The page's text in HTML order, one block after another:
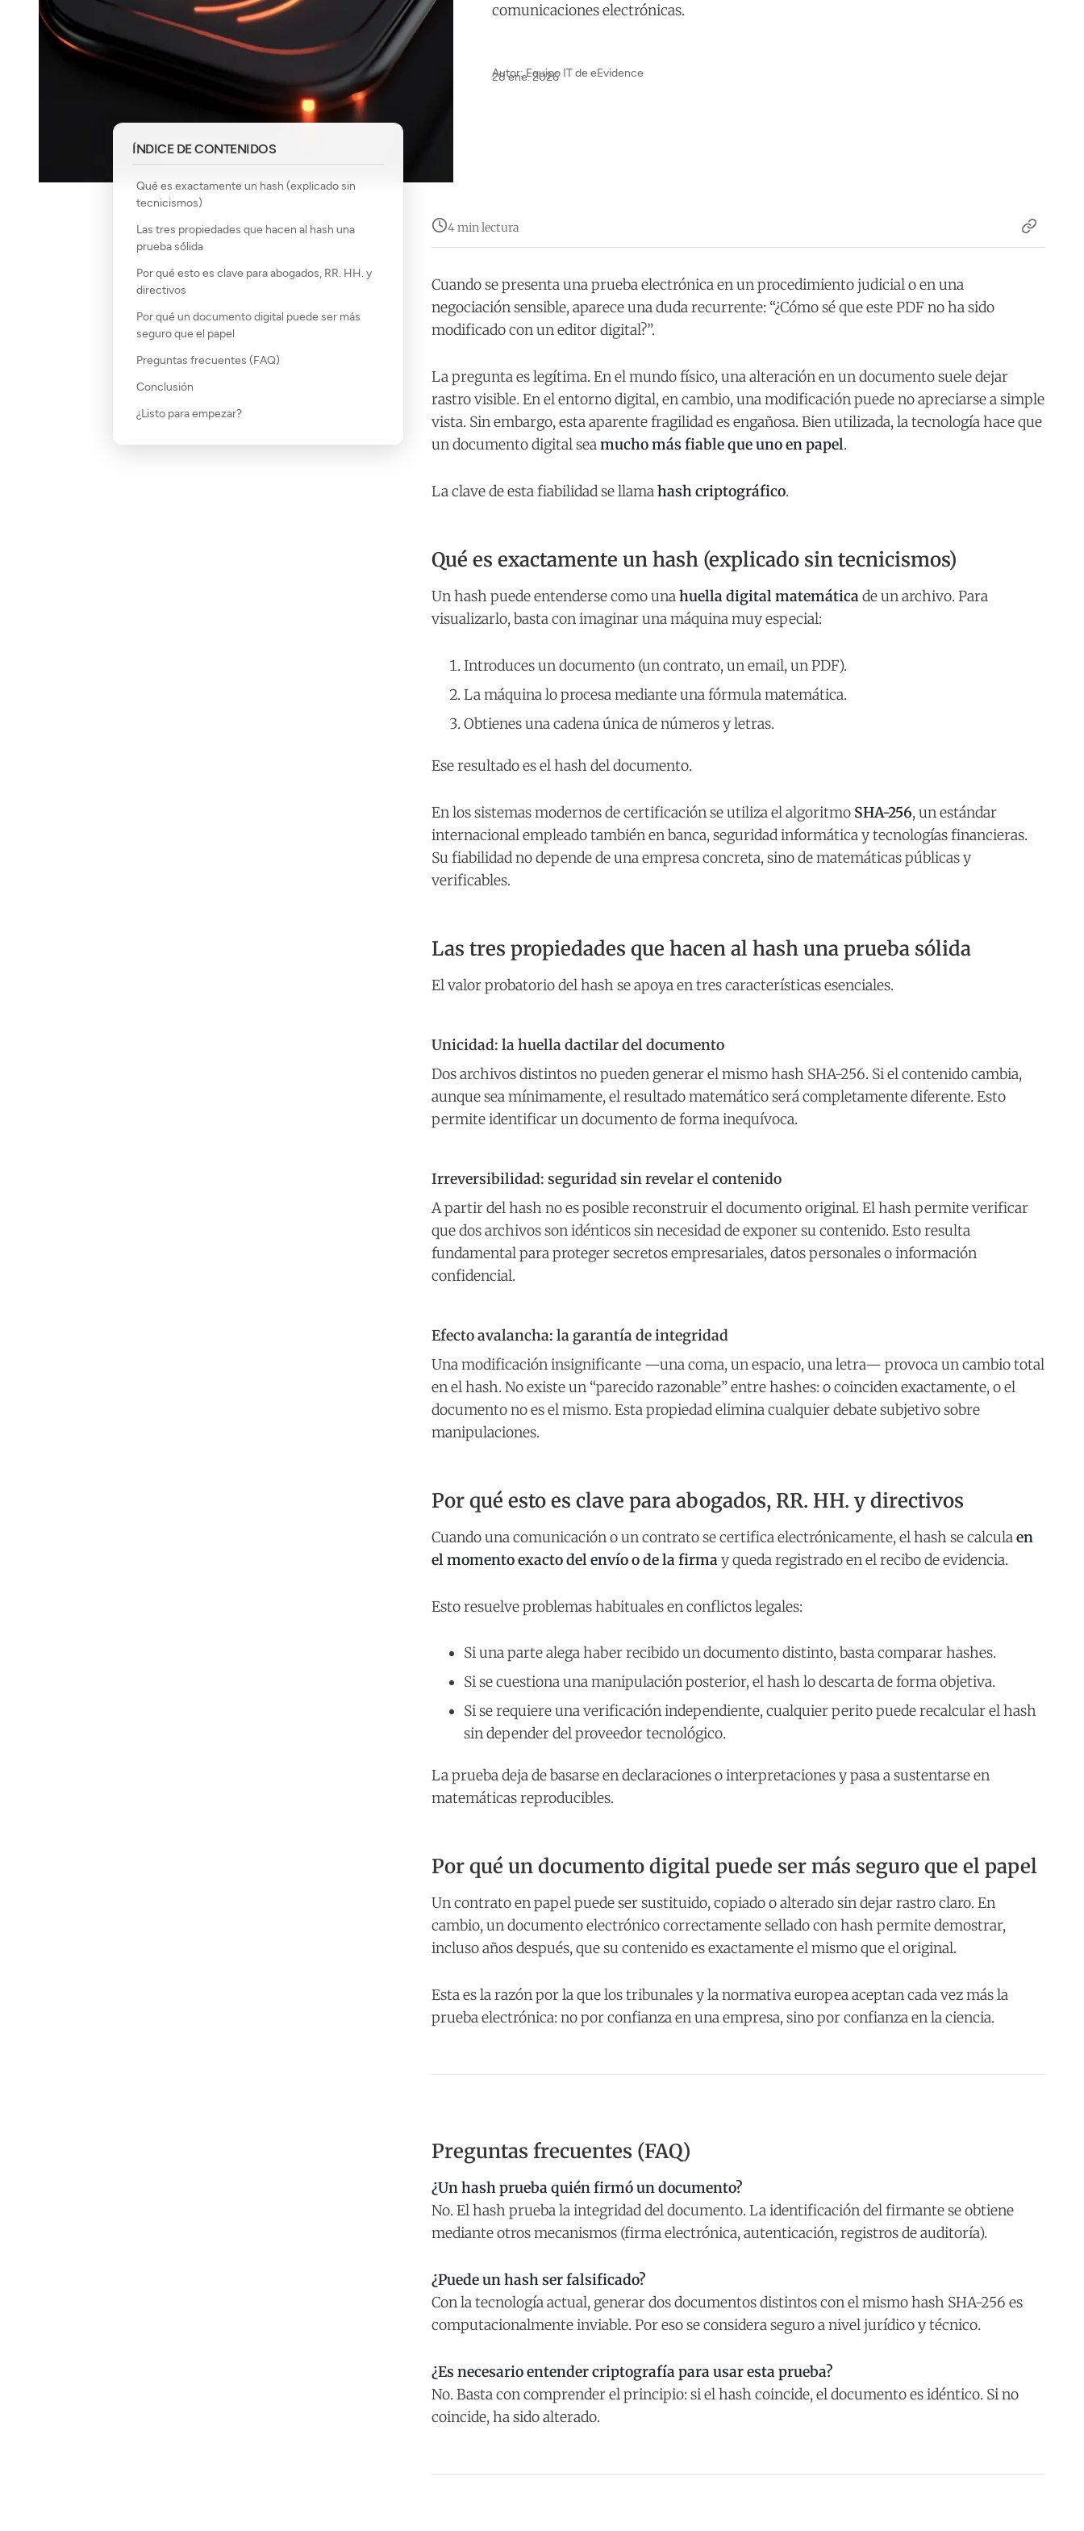
ÍNDICE DE CONTENIDOS
Qué es exactamente un hash (explicado sin
tecnicismos)
Las tres propiedades que hacen al hash una
prueba sólida
Por qué esto es clave para abogados, RR. HH. y
directivos
Por qué un documento digital puede ser más
seguro que el papel
Preguntas frecuentes (FAQ)
Conclusión
¿Listo para empezar?
comunicaciones electrónicas.
Autor: Equipo IT de eEvidence
28 ene. 2026
4 min lectura
Cuando se presenta una prueba electrónica en un procedimiento judicial o en una
negociación sensible, aparece una duda recurrente: “¿Cómo sé que este PDF no ha sido
modificado con un editor digital?”.
La pregunta es legítima. En el mundo físico, una alteración en un documento suele dejar
rastro visible. En el entorno digital, en cambio, una modificación puede no apreciarse a simple
vista. Sin embargo, esta aparente fragilidad es engañosa. Bien utilizada, la tecnología hace que
un documento digital seamucho más fiable que uno en papel.
La clave de esta fiabilidad se llamahash criptográfico.
Qué es exactamente un hash (explicado sin tecnicismos)
Un hash puede entenderse como unahuella digital matemáticade un archivo. Para
visualizarlo, basta con imaginar una máquina muy especial:
Introduces un documento (un contrato, un email, un PDF).
La máquina lo procesa mediante una fórmula matemática.
Obtienes una cadena única de números y letras.
Ese resultado es el hash del documento.
En los sistemas modernos de certificación se utiliza el algoritmo SHA-256, un estándar
internacional empleado también en banca, seguridad informática y tecnologías financieras.
Su fiabilidad no depende de una empresa concreta, sino de matemáticas públicas y
verificables.
Las tres propiedades que hacen al hash una prueba sólida
El valor probatorio del hash se apoya en tres características esenciales.
Unicidad: la huella dactilar del documento
Dos archivos distintos no pueden generar el mismo hash SHA-256. Si el contenido cambia,
aunque sea mínimamente, el resultado matemático será completamente diferente. Esto
permite identificar un documento de forma inequívoca.
Irreversibilidad: seguridad sin revelar el contenido
A partir del hash no es posible reconstruir el documento original. El hash permite verificar
que dos archivos son idénticos sin necesidad de exponer su contenido. Esto resulta
fundamental para proteger secretos empresariales, datos personales o información
confidencial.
Efecto avalancha: la garantía de integridad
Una modificación insignificante —una coma, un espacio, una letra— provoca un cambio total
en el hash. No existe un “parecido razonable” entre hashes: o coinciden exactamente, o el
documento no es el mismo. Esta propiedad elimina cualquier debate subjetivo sobre
manipulaciones.
Por qué esto es clave para abogados, RR. HH. y directivos
Cuando una comunicación o un contrato se certifica electrónicamente, el hash se calculaen
el momento exacto del envío o de la firmay queda registrado en el recibo de evidencia.
Esto resuelve problemas habituales en conflictos legales:
Si una parte alega haber recibido un documento distinto, basta comparar hashes.
Si se cuestiona una manipulación posterior, el hash lo descarta de forma objetiva.
Si se requiere una verificación independiente, cualquier perito puede recalcular el hash
sin depender del proveedor tecnológico.
La prueba deja de basarse en declaraciones o interpretaciones y pasa a sustentarse en
matemáticas reproducibles.
Por qué un documento digital puede ser más seguro que el papel
Un contrato en papel puede ser sustituido, copiado o alterado sin dejar rastro claro. En
cambio, un documento electrónico correctamente sellado con hash permite demostrar,
incluso años después, que su contenido es exactamente el mismo que el original.
Esta es la razón por la que los tribunales y la normativa europea aceptan cada vez más la
prueba electrónica: no por confianza en una empresa, sino por confianza en la ciencia.
Preguntas frecuentes (FAQ)
¿Un hash prueba quién firmó un documento?
No. El hash prueba la integridad del documento. La identificación del firmante se obtiene
mediante otros mecanismos (firma electrónica, autenticación, registros de auditoría).
¿Puede un hash ser falsificado?
Con la tecnología actual, generar dos documentos distintos con el mismo hash SHA-256 es
computacionalmente inviable. Por eso se considera seguro a nivel jurídico y técnico.
¿Es necesario entender criptografía para usar esta prueba?
No. Basta con comprender el principio: si el hash coincide, el documento es idéntico. Si no
coincide, ha sido alterado.